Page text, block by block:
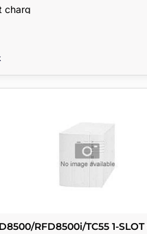
charg
RFD8500i/TC55 1-SLOT